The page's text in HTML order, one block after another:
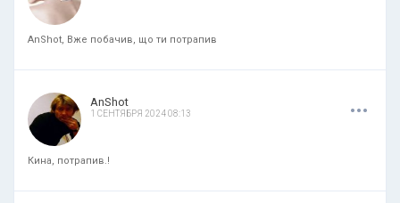
AnShot, Вже побачив, що ти потрапив
AnShot
1 СЕНТЯБРЯ 2024 08:13 ...
Кина, потрапив.!